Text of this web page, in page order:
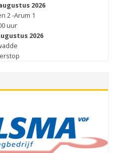
2026
2 -Arum 1
uur
2026